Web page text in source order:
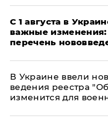
С 1 августа в
важные
перечень
В Украине ввели
ведения реестра
изменится для